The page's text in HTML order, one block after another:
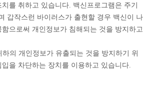
를 취하고 있습니다. 백신프로그램은 주기
갑작스런 바이러스가 출현할 경우 백신이 나
으로써 개인정보가 침해되는 것을 방지하고
의 개인정보가 유출되는 것을 방지하기 위
을 차단하는 장치를 이용하고 있습니다.